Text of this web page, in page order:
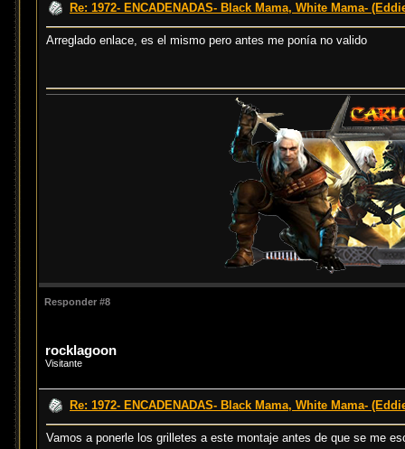
Re: 1972- ENCADENADAS- Black Mama, White Mama-
Arreglado enlace, es el mismo pero antes me ponía no valido
Responder #8
rocklagoon
Visitante
Re: 1972- ENCADENADAS- Black Mama, White Mama-
Vamos a ponerle los grilletes a este montaje antes de que se me